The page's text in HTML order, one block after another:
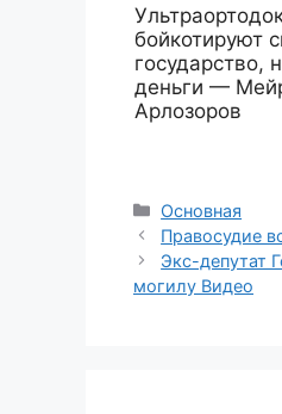
бойкотируют
государство,
деньги —
Арлозоров
Рубрики
Основная
Правосудие
Экс-депутат
могилу Видео